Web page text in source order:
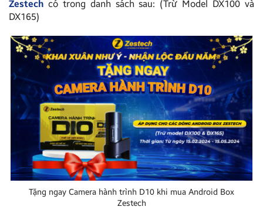
Zestech có trong danh sách sau: (Trừ Model DX100 và
DX165)
Tặng ngay Camera hành trình D10 khi mua Android Box
Zestech